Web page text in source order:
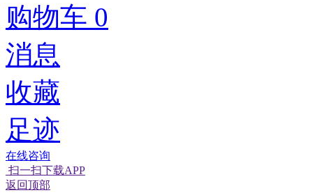
购物车 0
消息
收藏
足迹
在线咨询
扫一扫下载APP
返回顶部